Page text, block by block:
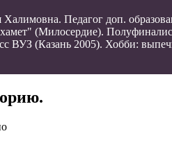
Халимовна. Педагог доп.
(Милосердие).
ВУЗ (Казань 2005). Хобби: